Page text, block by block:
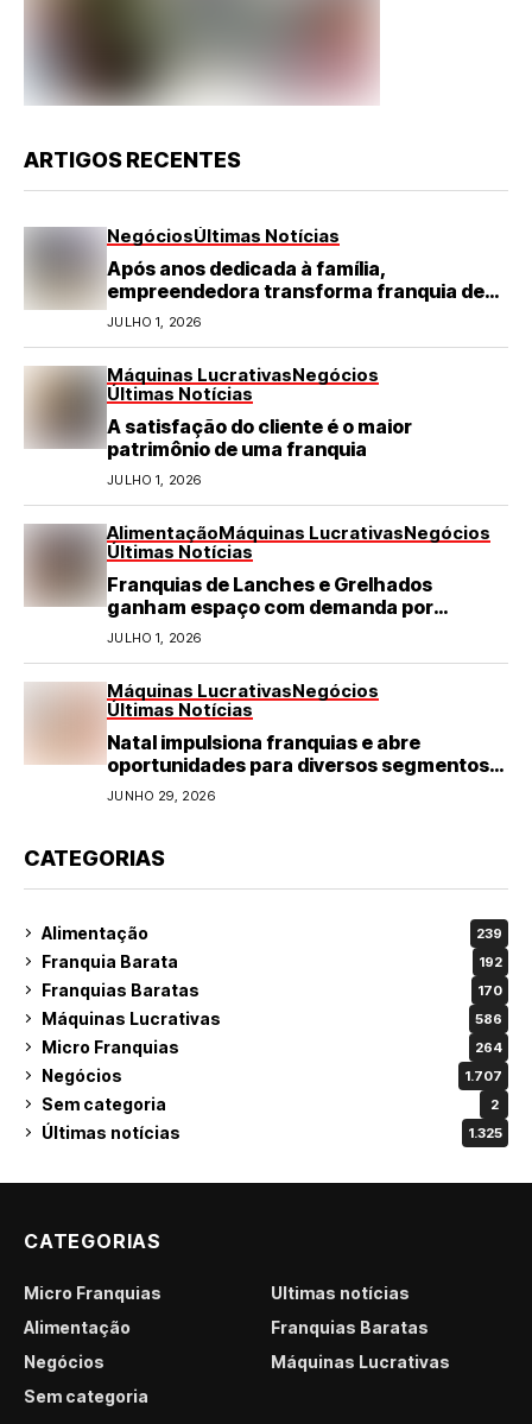
ARTIGOS RECENTES
NegóciosÚltimas Notícias
Após anos dedicada à família,
empreendedora transforma franquia de
turismo em negócio de destaque no RN
JULHO 1, 2026
Máquinas LucrativasNegócios
Últimas Notícias
A satisfação do cliente é o maior
patrimônio de uma franquia
JULHO 1, 2026
AlimentaçãoMáquinas LucrativasNegócios
Últimas Notícias
Franquias de Lanches e Grelhados
ganham espaço com demanda por
refeições rápidas e de qualidade
JULHO 1, 2026
Máquinas LucrativasNegócios
Últimas Notícias
Natal impulsiona franquias e abre
oportunidades para diversos segmentos
do varejo
JUNHO 29, 2026
CATEGORIAS
Alimentação 239
Franquia Barata 192
Franquias Baratas 170
Máquinas Lucrativas 586
Micro Franquias 264
Negócios 1.707
Sem categoria 2
Últimas notícias 1.325
CATEGORIAS
Micro Franquias
Últimas notícias
Alimentação
Franquias Baratas
Negócios
Máquinas Lucrativas
Sem categoria